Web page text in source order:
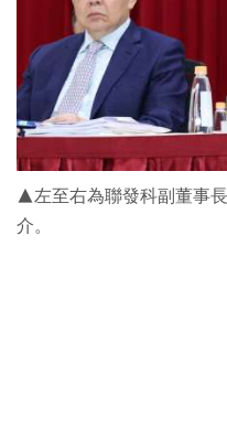
▲左至右為聯發科副董事
介。